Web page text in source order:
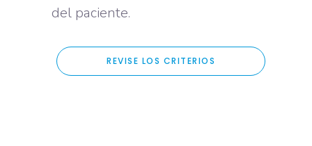
del paciente.
REVISE LOS CRITERIOS